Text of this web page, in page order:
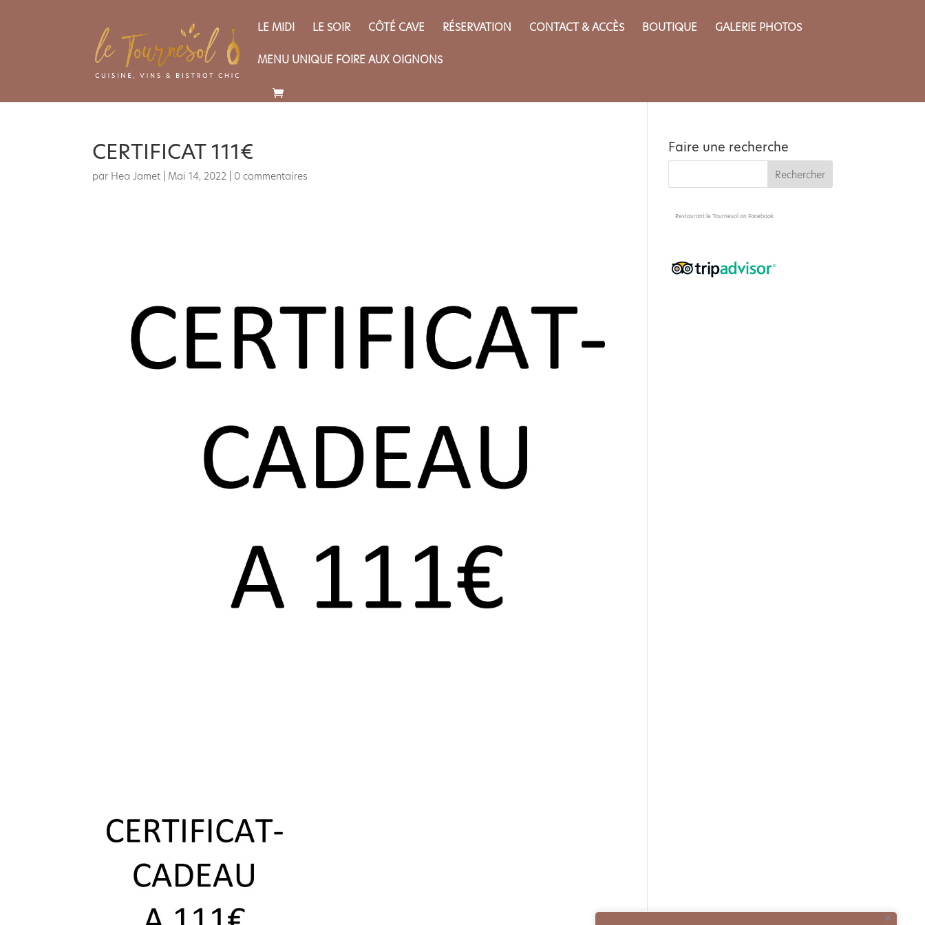
LE MIDI LE SOIR CÔTÉ CAVE RÉSERVATION CONTACT & ACCÈS BOUTIQUE GALERIE PHOTOS
MENU UNIQUE FOIRE AUX OIGNONS
CERTIFICAT 111€
par Hea Jamet Mai 14, 2022 0 commentaires
Faire une recherche
Restaurant le Tournesol on Facebook